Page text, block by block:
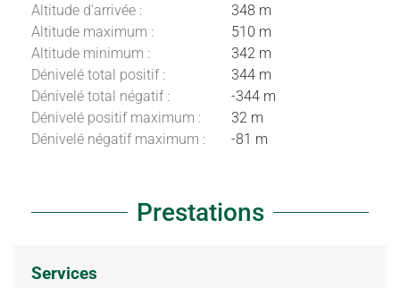
Altitude d'arrivée :
348 m
Altitude maximum :
510 m
Altitude minimum :
342 m
Dénivelé total positif :
344 m
Dénivelé total négatif :
-344 m
Dénivelé positif maximum :
32 m
Dénivelé négatif maximum :
-81 m
Prestations
Services